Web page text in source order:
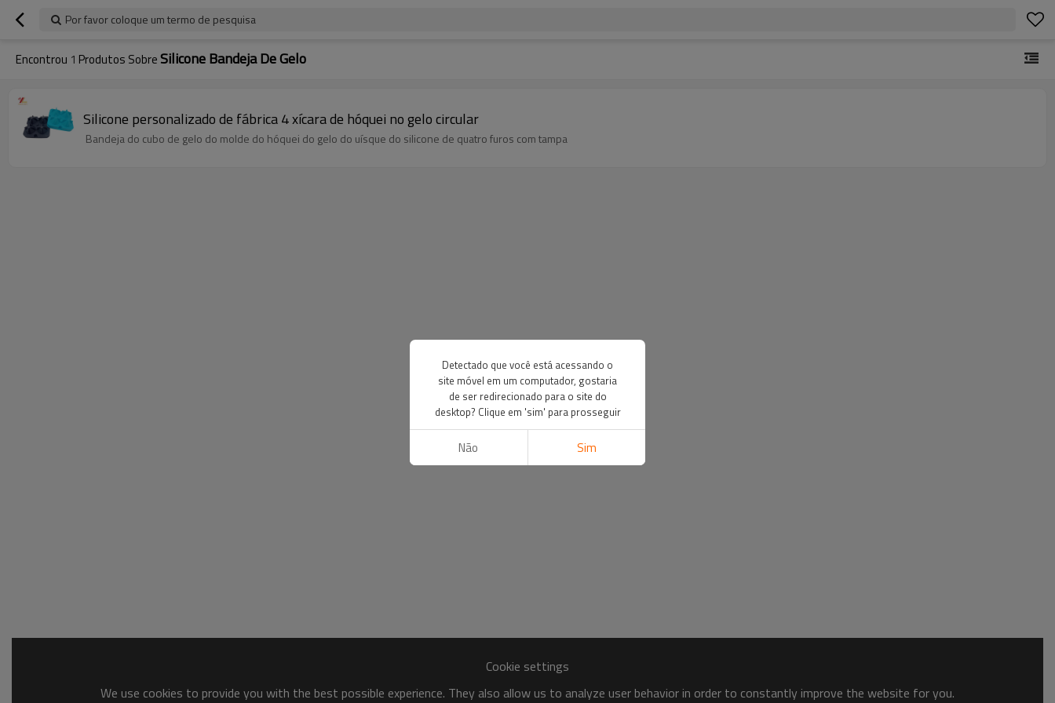
Por favor coloque um termo de pesquisa
Encontrou 1 Produtos SobreSilicone Bandeja De Gelo
Silicone personalizado de fábrica 4 xícara de hóquei no gelo circular
Bandeja do cubo de gelo do molde do hóquei do gelo do uísque do silicone de quatro furos com tampa
Cookie settings
We use cookies to provide you with the best possible experience. They also allow us to analyze user behavior in order to constantly improve the website for you.
Detectado que você está acessando o
site móvel em um computador, gostaria
de ser redirecionado para o site do
desktop? Clique em 'sim' para prosseguir
Não Sim